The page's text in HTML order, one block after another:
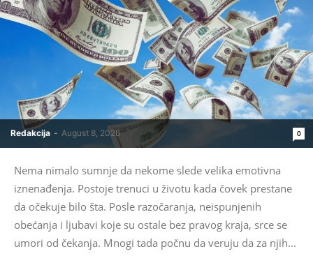
Redakcija - August 8, 2026 0
Nema nimalo sumnje da nekome slede velika emotivna
iznenađenja. Postoje trenuci u životu kada čovek prestane
da očekuje bilo šta. Posle razočaranja, neispunjenih
obećanja i ljubavi koje su ostale bez pravog kraja, srce se
umori od čekanja. Mnogi tada počnu da veruju da za njih...